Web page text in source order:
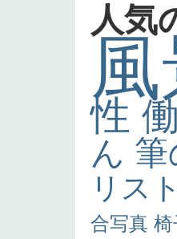
人気
性
ん 筆
リスト
合写真 椅